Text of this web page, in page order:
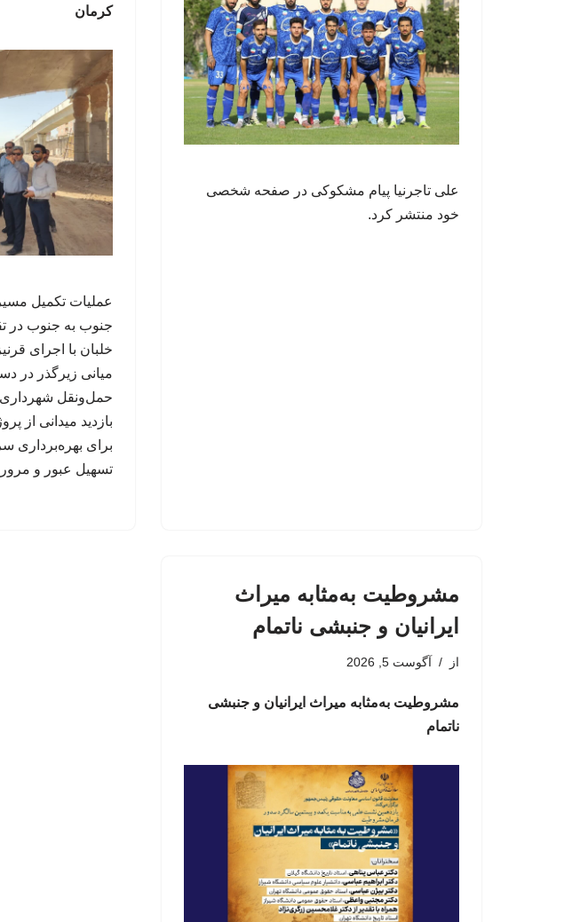
علی تاجرنیا پیام مشکوکی در صفحه شخصی
خود منتشر کرد.
کرمان
عملیات تکمیل
جنوب به جنوب در
خلبان با اجرای
میانی زیرگذر در
حمل‌ونقل
بازدید میدانی از
برای بهره‌برداری
تسهیل عبور و مرور
مشروطیت به‌مثابه میراث
ایرانیان و جنبشی ناتمام
از آگوست 5, 2026
مشروطیت به‌مثابه میراث ایرانیان و جنبشی
ناتمام